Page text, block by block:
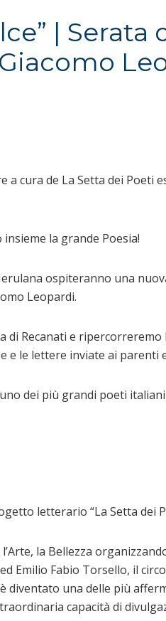
| Serata
cura de La Setta dei Poeti
la grande Poesia!
ospiteranno una
Leopardi.
di Recanati e ripercorreremo
e le lettere inviate ai parenti
dei più grandi poeti
letterario “La Setta dei
la Bellezza
Emilio Fabio Torsello, il
diventato una delle più
capacità di